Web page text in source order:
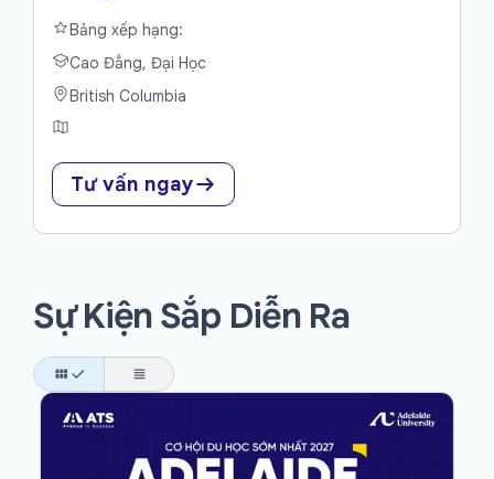
Bảng xếp hạng:
Cao Đẳng, Đại Học
British Columbia
Tư vấn ngay
Sự Kiện Sắp Diễn Ra